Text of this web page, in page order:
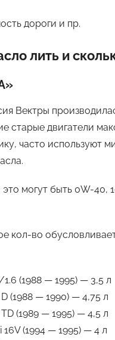
дороги и пр.
лить и
Вектры
старые двигатели
часто используют
это могут быть 0W-40,
кол-во
1.6 (1988 — 1995) — 3,5 л
(1988 — 1990) — 4,75 л
(1989 — 1995) — 4,5 л
16V (1994 — 1995) — 4 л